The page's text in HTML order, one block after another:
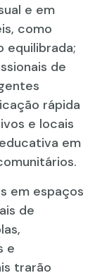
e em
como
equilibrada;
de
rápida
e locais
em
em espaços
de
e
trarão